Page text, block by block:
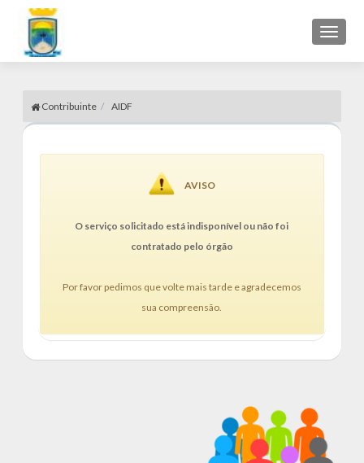
Toggle
Contribuinte AIDF
AVISO
O serviço solicitado está indisponível ou não foi
contratado pelo órgão
Por favor pedimos que volte mais tarde e agradecemos
sua compreensão.